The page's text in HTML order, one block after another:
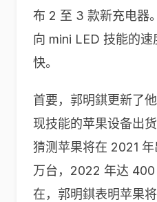
布 2 至 3 款新充电器
向 mini LED 技能的
快。
首要，郭明錤更新了
现技能的苹果设备出
猜测苹果将在 2021
万台，2022 年达
在，郭明錤表明苹果